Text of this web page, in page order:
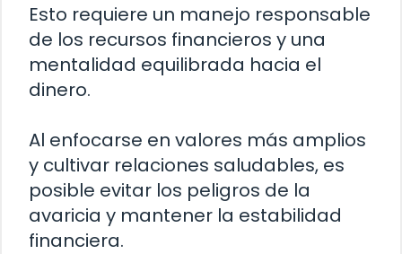
Esto requiere un manejo responsable
de los recursos financieros y una
mentalidad equilibrada hacia el
dinero.
Al enfocarse en valores más amplios
y cultivar relaciones saludables, es
posible evitar los peligros de la
avaricia y mantener la estabilidad
financiera.